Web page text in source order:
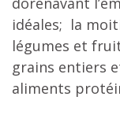
idéales; la
légumes et
grains entiers
aliments